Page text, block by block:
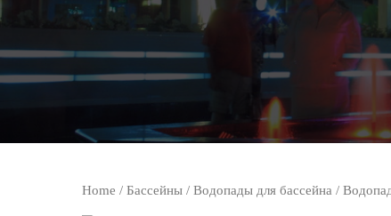
Home / Бассейны/ Водопады для бассейна /